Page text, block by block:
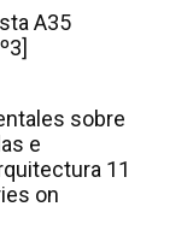
A35
sobre
e
11
on